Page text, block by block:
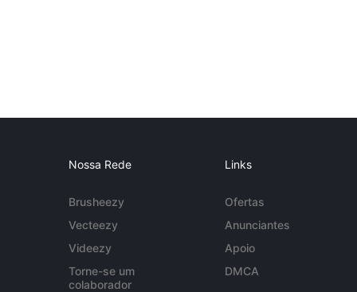
Nossa Rede
Brusheezy
Vecteezy
Videezy
Torne-se um
colaborador
Links
Ofertas
Anunciantes
Apoio
DMCA